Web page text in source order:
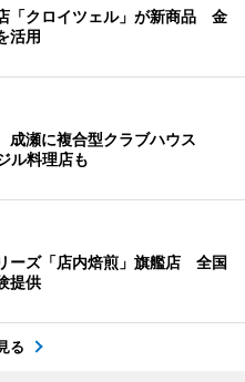
「クロイツェル」が新商品 金
活用
成瀬に複合型クラブハウス
ル料理店も
ーズ「店内焙煎」旗艦店 全国
提供
る